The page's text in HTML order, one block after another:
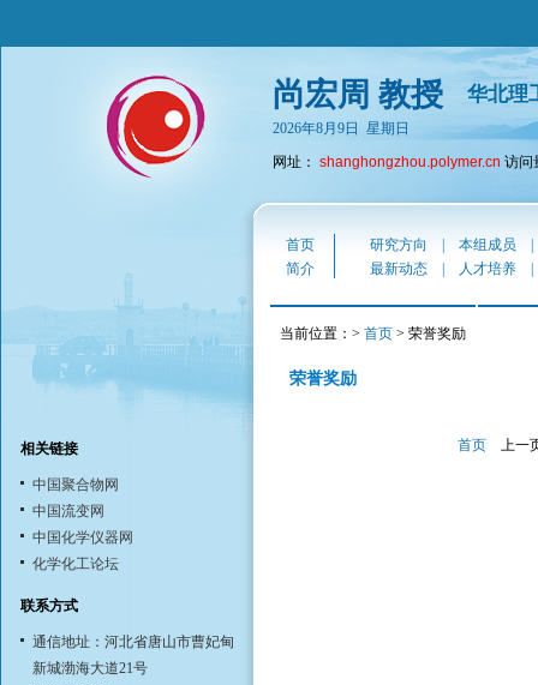
尚宏周 教授 华北理
2026年8月9日 星期日
网址： shanghongzhou.polymer.cn 访问
相关链接
中国聚合物网
中国流变网
中国化学仪器网
化学化工论坛
联系方式
通信地址：河北省唐山市曹妃甸
新城渤海大道21号
首页 研究方向 本组成员
简介
最新动态 人才培养
当前位置：> 首页 > 荣誉奖励
荣誉奖励
首页 上一